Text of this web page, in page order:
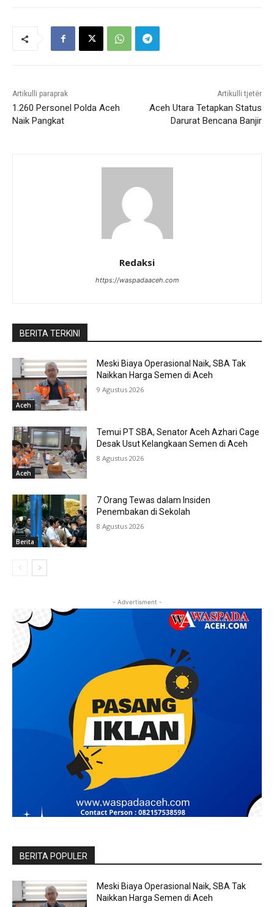
Artikulli paraprak
1.260 Personel Polda Aceh
Naik Pangkat
Artikulli tjetër
Aceh Utara Tetapkan Status
Darurat Bencana Banjir
Redaksi
https://waspadaaceh.com
BERITA TERKINI
Aceh
Meski Biaya Operasional Naik, SBA Tak
Naikkan Harga Semen di Aceh
9 Agustus 2026
Aceh
Temui PT SBA, Senator Aceh Azhari Cage
Desak Usut Kelangkaan Semen di Aceh
8 Agustus 2026
Berita
7 Orang Tewas dalam Insiden
Penembakan di Sekolah
8 Agustus 2026
- Advertisment -
BERITA POPULER
Meski Biaya Operasional Naik, SBA Tak
Naikkan Harga Semen di Aceh